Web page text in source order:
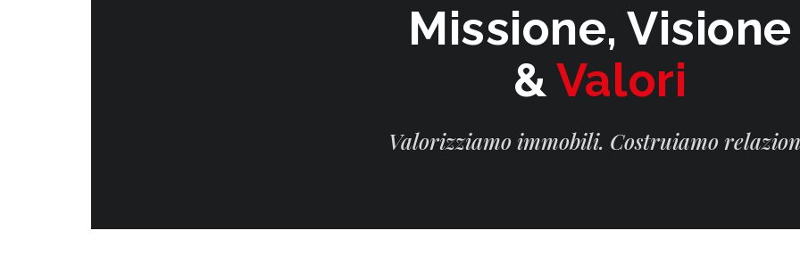
Missione, Visione
&Valori
Valorizziamo immobili. Costruiamo